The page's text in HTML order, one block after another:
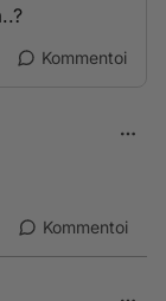
Kommentoi
Kommentoi